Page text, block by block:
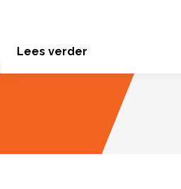
Lees verder